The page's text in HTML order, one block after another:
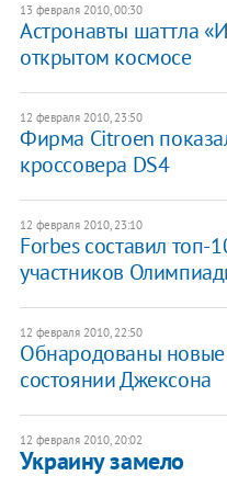
13 февраля 2010, 00:30
Астронавты шаттла
открытом космосе
12 февраля 2010, 23:50
Фирма Citroen
кроссовера DS4
12 февраля 2010, 23:10
Forbes составил топ-
участников
12 февраля 2010, 22:50
Обнародованы
состоянии Джексона
12 февраля 2010, 20:02
Украину замело